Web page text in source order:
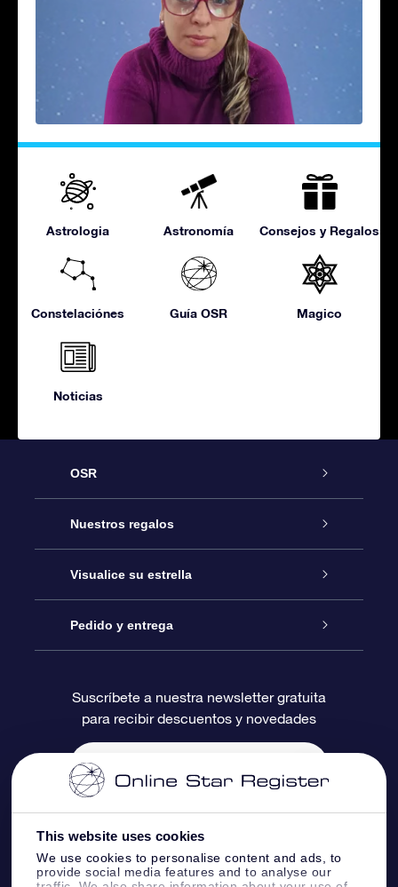
This website uses cookies
We use cookies to personalise content and ads, to
provide social media features and to analyse our
Astrologia Astronomía Consejos y Regalos
Constelaciónes Guía OSR Magico
Noticias
OSR
Atención
Contáctanos
Blog
Reseñas
Nuestros regalos
Regalo Estrella Online
Paquete de Regalo OSR
Tarjeta de Regalo OSR
Regalos empresariales
Visualice su estrella
Registro estelar
Página de Estrella Personalizada
Un Millón de Estrellas
Aplicación de RV Llévame a las estrellas
Pedido y entrega
Información de Pago
Información de Envío
Constelaciones
Suscríbete a nuestra newsletter gratuita
para recibir descuentos y novedades